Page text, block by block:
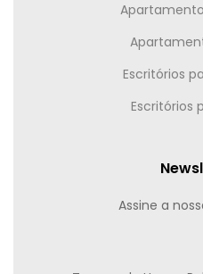
Escritórios
Escritórios
Assine a